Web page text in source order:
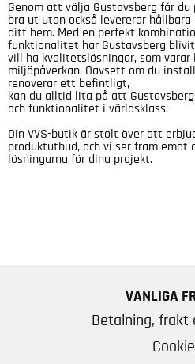
Genom att välja Gustavsberg får
bra ut utan också levererar
ditt hem. Med en perfekt
funktionalitet har Gustavsberg
vill ha kvalitetslösningar, som
miljöpåverkan. Oavsett om du
renoverar ett befintligt,
kan du alltid lita på att
och funktionalitet i världsklass.
Din VVS-butik är stolt över att
produktutbud, och vi ser fram
lösningarna för dina projekt.
VANLIGA
Betalning, frakt